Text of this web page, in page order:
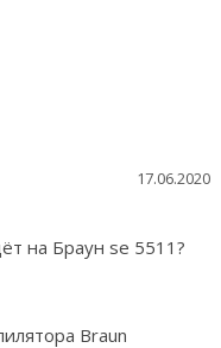
17.06.2020
на Браун se 5511?
Braun